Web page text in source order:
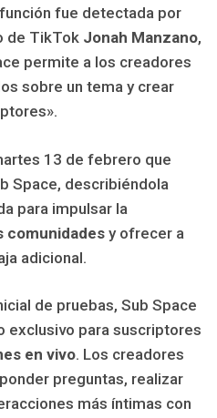
fue detectada por
de TikTok Jonah Manzano,
permite a los creadores
sobre un tema y crear
13 de febrero que
Space, describiéndola
para impulsar la
comunidades y ofrecer a
adicional.
de pruebas, Sub Space
exclusivo para suscriptores
en vivo. Los creadores
preguntas, realizar
más íntimas con